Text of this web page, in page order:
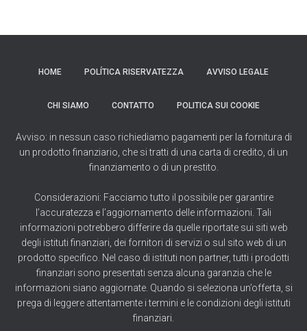
HOME POLÍTICA RISERVATEZZA AVVISO LEGALE
CHI SIAMO CONTATTO POLITICA SUI COOKIE
Avviso: in nessun caso richiediamo pagamenti per la fornitura di
un prodotto finanziario, che si tratti di una carta di credito, di un
finanziamento o di un prestito.
Considerazioni: Facciamo tutto il possibile per garantire
l’accuratezza e l’aggiornamento delle informazioni. Tali
informazioni potrebbero differire da quelle riportate sui siti web
degli istituti finanziari, dei fornitori di servizi o sul sito web di un
prodotto specifico. Nel caso di istituti non partner, tutti i prodotti
finanziari sono presentati senza alcuna garanzia che le
informazioni siano aggiornate. Quando si seleziona un’offerta, si
prega di leggere attentamente i termini e le condizioni degli istituti
finanziari.